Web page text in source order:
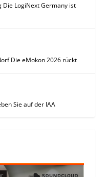
LogiNext Germany ist
Die eMokon 2026 rückt
Sie auf der IAA